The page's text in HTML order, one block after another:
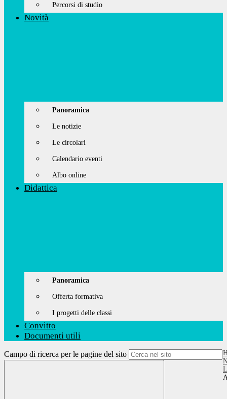
Percorsi di studio
Novità
Panoramica
Le notizie
Le circolari
Calendario eventi
Albo online
Didattica
Panoramica
Offerta formativa
I progetti delle classi
Convitto
Documenti utili
Campo di ricerca per le pagine del sito